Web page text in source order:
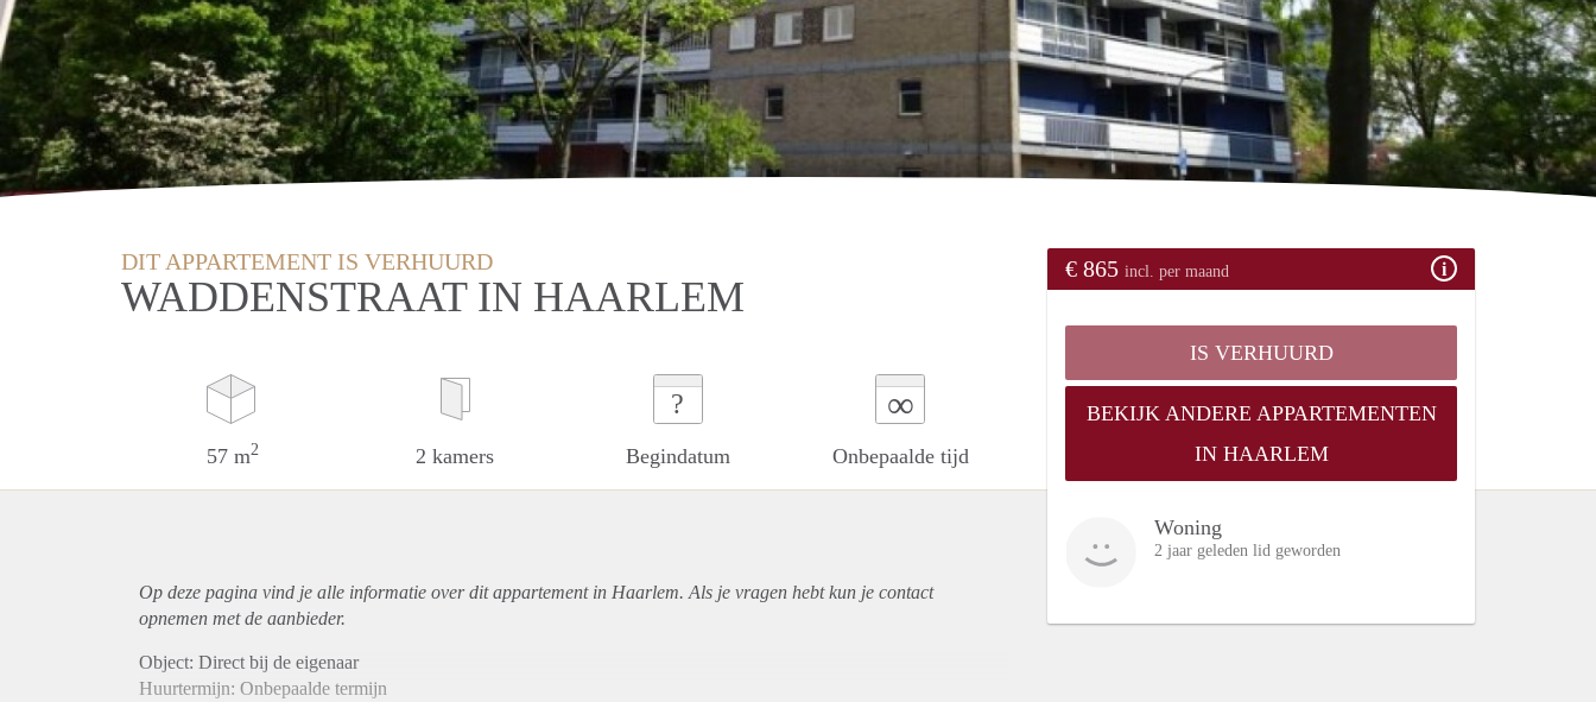
DIT APPARTEMENT IS VERHUURD
WADDENSTRAAT IN HAARLEM
57 m2 2 kamers
?
Begindatum
∞
Onbepaalde tijd
€ 865 incl. per maand
IS VERHUURD
BEKIJK ANDERE APPARTEMENTEN
IN HAARLEM
Woning
2 jaar geleden lid geworden
Op deze pagina vind je alle informatie over ditappartementin Haarlem. Als je vragen hebt kun je contact
opnemen met de aanbieder.
Object: Direct bij de eigenaar
Huurtermijn: Onbepaalde termijn